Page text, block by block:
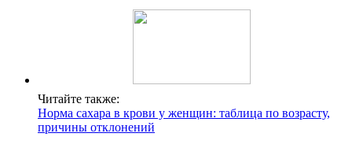
Читайте также:
Норма сахара в крови у женщин: таблица по возрасту,
причины отклонений